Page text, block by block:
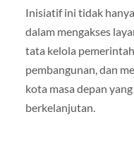
Inisiatif ini tidak
dalam mengakses
tata kelola
pembangunan, dan
kota masa depan
berkelanjutan.